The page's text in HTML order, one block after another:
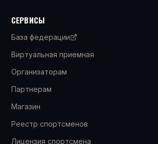
СЕРВИСЫ
База федерации
Виртуальная приемная
Организаторам
Партнерам
Магазин
Реестр спортсменов
Лицензия спортсмена